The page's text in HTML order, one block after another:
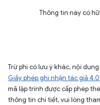
Thông tin này có
Trừ phi có lưu ý khác, nội
Giấy phép ghi nhận tác giả
mã lập trình được cấp phép
thông tin chi tiết, vui lòng